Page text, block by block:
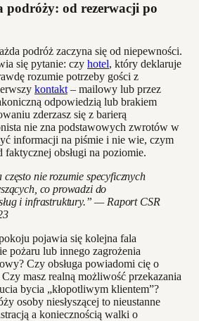
podróży: od rezerwacji po
podróż zaczyna się od niepewności.
się pytanie: czy hotel, który deklaruje
rozumie potrzeby gości z
kontakt – mailowy lub przez
odpowiedzią lub brakiem
zderzasz się z barierą
nie zna podstawowych zwrotów w
informacji na piśmie i nie wie, czym
faktycznej obsługi na poziomie.
nie rozumie specyficznych
co prowadzi do
i infrastruktury.” — Raport CSR
pojawia się kolejna fala
pożaru lub innego zagrożenia
Czy obsługa powiadomi cię o
masz realną możliwość przekazania
bycia „kłopotliwym klientem”?
osoby niesłyszącej to nieustanne
a koniecznością walki o